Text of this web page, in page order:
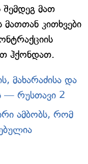
მათ
კითხვები
ჰქონდათ.
მახარაძისა და
— რუსთავი 2
ამბობს, რომ